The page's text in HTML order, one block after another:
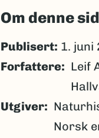
Om denne
Publisert: 1. juni
Forfattere
Leif
Utgiver
Norsk